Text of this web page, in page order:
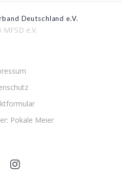
Deutschland e.V.
e.V.
Pokale Meier